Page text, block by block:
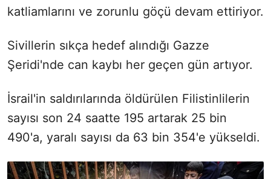
katliamlarını ve zorunlu göçü devam ettiriyor.
Sivillerin sıkça hedef alındığı Gazze
Şeridi'nde can kaybı her geçen gün artıyor.
İsrail'in saldırılarında öldürülen Filistinlilerin
sayısı son 24 saatte 195 artarak 25 bin
490'a, yaralı sayısı da 63 bin 354'e yükseldi.